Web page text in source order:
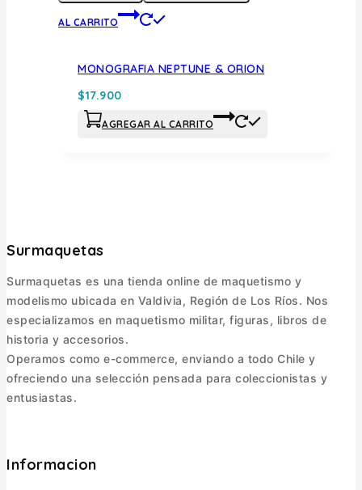
AL CARRITO
MONOGRAFIA NEPTUNE & ORION
$17.900
AGREGAR AL CARRITO
Surmaquetas
Surmaquetas es una tienda online de maquetismo y
modelismo ubicada en Valdivia, Región de Los Ríos. Nos
especializamos en maquetismo militar, figuras, libros de
historia y accesorios.
Operamos como e-commerce, enviando a todo Chile y
ofreciendo una selección pensada para coleccionistas y
entusiastas.
Informacion